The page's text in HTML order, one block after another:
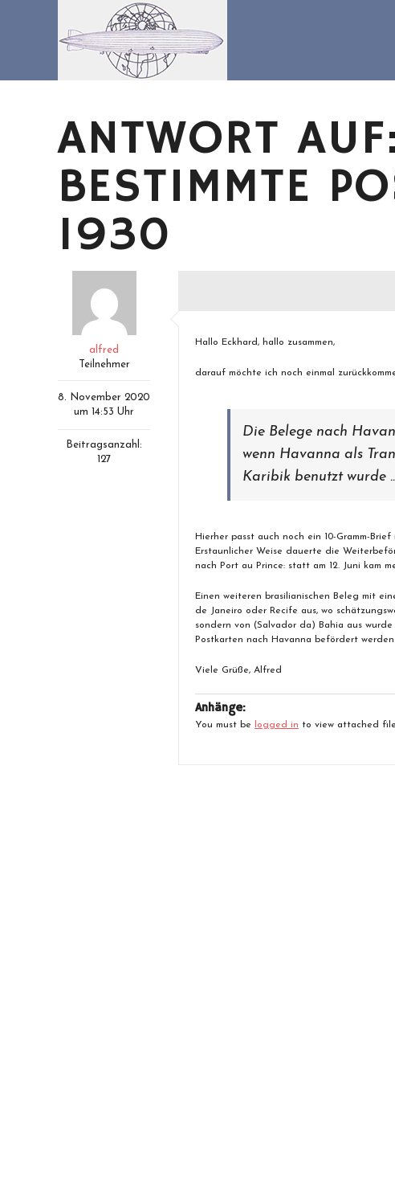
ANTWORT
BESTIMMTE
1930
alfred
Teilnehmer
8. November 2020
um 14:53 Uhr
Beitragsanzahl:
127
Hallo Eckhard, hallo zusammen,
darauf möchte ich noch einmal
Die Belege nach
wenn Havanna als
Karibik benutzt wurde
Hierher passt auch noch ein 10-Gramm-
Erstaunlicher Weise dauerte die
nach Port au Prince: statt am 12. Juni kam
Einen weiteren brasilianischen Beleg mit
de Janeiro oder Recife aus, wo
sondern von (Salvador da) Bahia aus
Postkarten nach Havanna befördert
Viele Grüße, Alfred
Anhänge:
You must be logged in to view attached